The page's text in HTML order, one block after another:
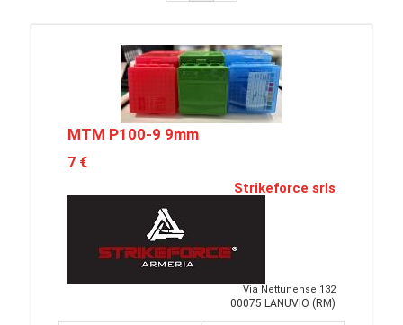
MTM P100-9 9mm
7 €
Strikeforce srls
Via Nettunense 132
00075 LANUVIO (RM)